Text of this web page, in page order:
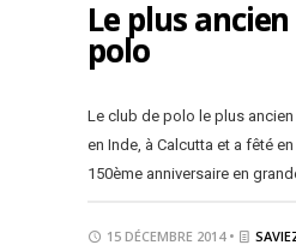
Le plus
polo
Le club de polo le plus
en Inde, à Calcutta et a fêté
150ème anniversaire en
15 DÉCEMBRE 2014 •